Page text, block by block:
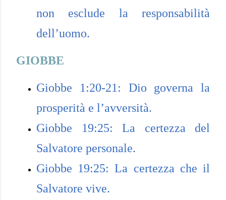
non esclude la responsabilità
dell’uomo.
GIOBBE
Giobbe 1:20-21: Dio governa la
prosperità e l’avversità.
Giobbe 19:25: La certezza del
Salvatore personale.
Giobbe 19:25: La certezza che il
Salvatore vive.